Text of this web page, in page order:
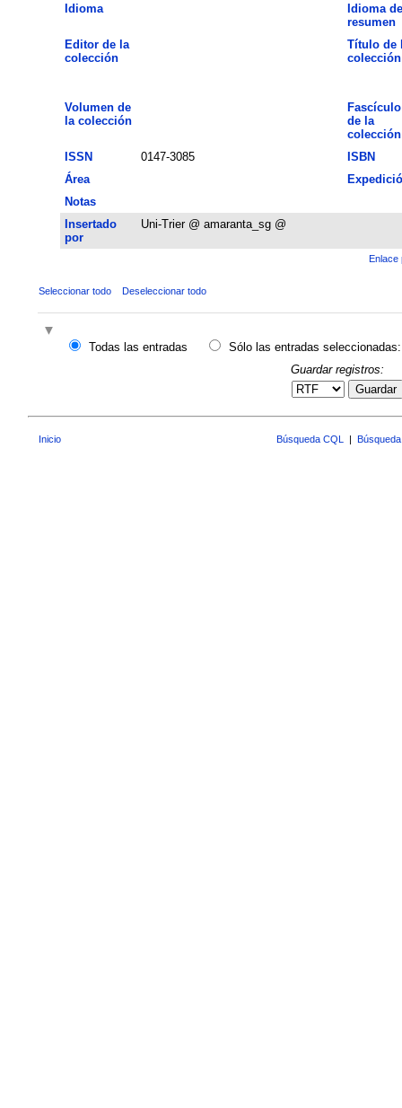
Idioma
Idioma
resumen
Editor de la
colección
Título de
colección
Volumen de
la colección
Fascículo
de la
colección
ISSN
0147-3085
ISBN
Área
Notas
Insertado
por
Uni-Trier @ amaranta_sg @
Enlace
Seleccionar todo Deseleccionar todo
Todas las entradas
Sólo las entradas seleccionadas:
Guardar registros:
Guardar
Inicio Búsqueda CQL